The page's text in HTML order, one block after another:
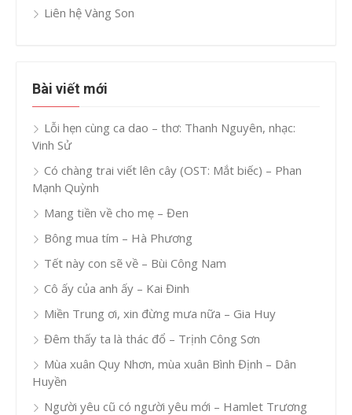
Liên hệ Vàng Son
Bài viết mới
Lỗi hẹn cùng ca dao – thơ: Thanh Nguyên, nhạc:
Vinh Sử
Có chàng trai viết lên cây (OST: Mắt biếc) – Phan
Mạnh Quỳnh
Mang tiền về cho mẹ – Đen
Bông mua tím – Hà Phương
Tết này con sẽ về – Bùi Công Nam
Cô ấy của anh ấy – Kai Đinh
Miền Trung ơi, xin đừng mưa nữa – Gia Huy
Đêm thấy ta là thác đổ – Trịnh Công Sơn
Mùa xuân Quy Nhơn, mùa xuân Bình Định – Dân
Huyền
Người yêu cũ có người yêu mới – Hamlet Trương